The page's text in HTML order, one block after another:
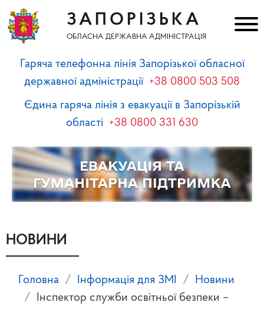
ЗАПОРІЗЬКА
ОБЛАСНА ДЕРЖАВНА АДМІНІСТРАЦІЯ
Гаряча телефонна лінія Запорізької обласної
державної адміністрації +38 0800 503 508
Єдина гаряча лінія з евакуації в Запорізькій
області +38 0800 331 630
НОВИНИ
Головна Інформація для ЗМІ
Новини
Інспектор служби освітньої безпеки –